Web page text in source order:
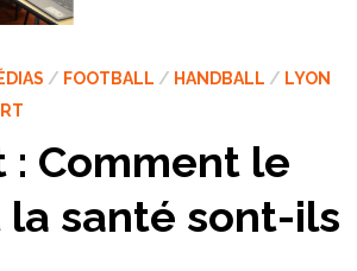
/ FOOTBALL / HANDBALL / LYON
: Comment le
santé sont-ils